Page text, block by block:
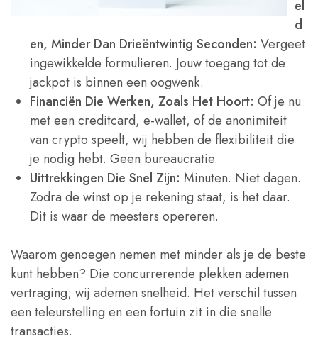
el
d
en, Minder Dan Drieëntwintig Seconden: Vergeet
ingewikkelde formulieren. Jouw toegang tot de
jackpot is binnen een oogwenk.
Financiën Die Werken, Zoals Het Hoort: Of je nu
met een creditcard, e-wallet, of de anonimiteit
van crypto speelt, wij hebben de flexibiliteit die
je nodig hebt. Geen bureaucratie.
Uittrekkingen Die Snel Zijn: Minuten. Niet dagen.
Zodra de winst op je rekening staat, is het daar.
Dit is waar de meesters opereren.
Waarom genoegen nemen met minder als je de beste
kunt hebben? Die concurrerende plekken ademen
vertraging; wij ademen snelheid. Het verschil tussen
een teleurstelling en een fortuin zit in die snelle
transacties.